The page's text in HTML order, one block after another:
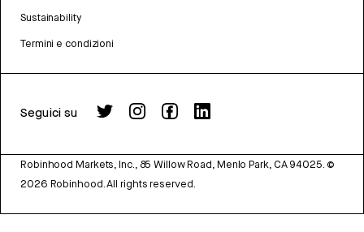
Sustainability
Termini e condizioni
Seguici su
Robinhood Markets, Inc., 85 Willow Road, Menlo Park, CA 94025. ©
2026 Robinhood. All rights reserved.